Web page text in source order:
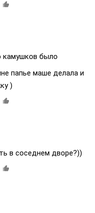
камушков было
папье маше делала и
)
в соседнем дворе?))